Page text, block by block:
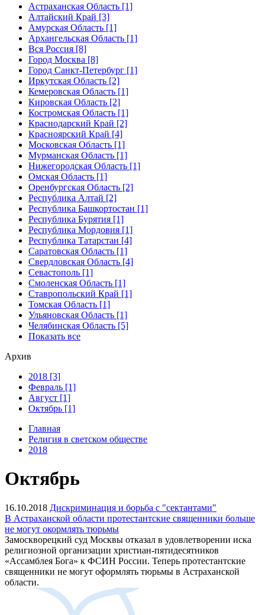
Астраханская Область [1]
Алтайский Край [3]
Амурская Область [1]
Архангельская Область [1]
Вся Россия [8]
Город Москва [8]
Город Санкт-Петербург [1]
Иркутская Область [2]
Кемеровская Область [1]
Кировская Область [2]
Костромская Область [1]
Краснодарский Край [2]
Красноярский Край [4]
Московская Область [1]
Мурманская Область [1]
Нижегородская Область [1]
Омская Область [1]
Оренбургская Область [2]
Республика Алтай [2]
Республика Башкортостан [1]
Республика Бурятия [1]
Республика Мордовия [1]
Республика Татарстан [4]
Саратовская Область [1]
Свердловская Область [4]
Севастополь [1]
Смоленская Область [1]
Ставропольский Край [1]
Томская Область [1]
Ульяновская Область [1]
Челябинская Область [5]
Показать все
Архив
2018 [3]
Февраль [1]
Август [1]
Октябрь [1]
Главная
Религия в светском обществе
2018
Октябрь
16.10.2018 Дискриминация и борьба с "сектантами"
В Астраханской области протестантские священники больше
не могут окормлять тюрьмы
Замоскворецкий суд Москвы отказал в удовлетворении иска
религиозной организации христиан-пятидесятников
«Ассамблея Бога» к ФСИН России. Теперь протестантские
священники не могут оформлять тюрьмы в Астраханской
области.